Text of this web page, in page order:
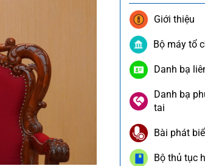
Giới thiệu
Bộ máy tổ
Danh bạ
Danh bạ
tai
Bài phát
Bộ thủ tục